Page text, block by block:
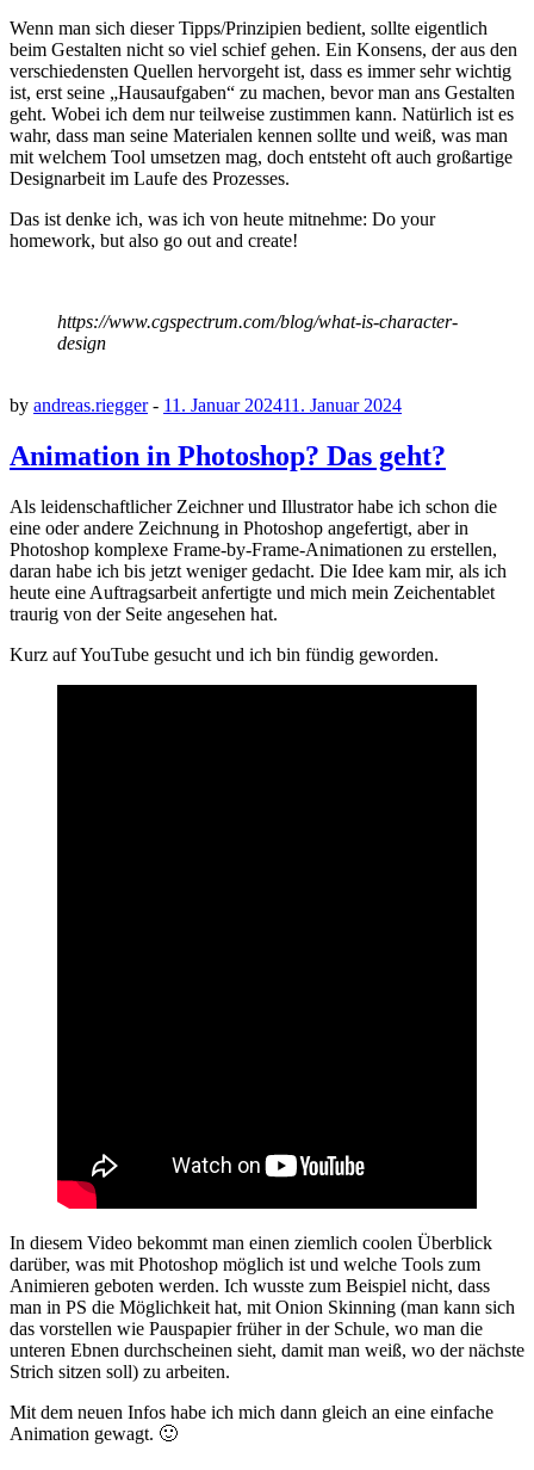
Wenn man sich dieser Tipps/Prinzipien bedient, sollte eigentlich
beim Gestalten nicht so viel schief gehen. Ein Konsens, der aus den
verschiedensten Quellen hervorgeht ist, dass es immer sehr wichtig
ist, erst seine „Hausaufgaben“ zu machen, bevor man ans Gestalten
geht. Wobei ich dem nur teilweise zustimmen kann. Natürlich ist es
wahr, dass man seine Materialen kennen sollte und weiß, was man
mit welchem Tool umsetzen mag, doch entsteht oft auch großartige
Designarbeit im Laufe des Prozesses.
Das ist denke ich, was ich von heute mitnehme: Do your
homework, but also go out and create!
https://www.cgspectrum.com/blog/what-is-character-
design
by andreas.riegger- 11. Januar 202411. Januar 2024
Animation in Photoshop? Das geht?
Als leidenschaftlicher Zeichner und Illustrator habe ich schon die
eine oder andere Zeichnung in Photoshop angefertigt, aber in
Photoshop komplexe Frame-by-Frame-Animationen zu erstellen,
daran habe ich bis jetzt weniger gedacht. Die Idee kam mir, als ich
heute eine Auftragsarbeit anfertigte und mich mein Zeichentablet
traurig von der Seite angesehen hat.
Kurz auf YouTube gesucht und ich bin fündig geworden.
In diesem Video bekommt man einen ziemlich coolen Überblick
darüber, was mit Photoshop möglich ist und welche Tools zum
Animieren geboten werden. Ich wusste zum Beispiel nicht, dass
man in PS die Möglichkeit hat, mit Onion Skinning (man kann sich
das vorstellen wie Pauspapier früher in der Schule, wo man die
unteren Ebnen durchscheinen sieht, damit man weiß, wo der nächste
Strich sitzen soll) zu arbeiten.
Mit dem neuen Infos habe ich mich dann gleich an eine einfache
Animation gewagt. 🙂